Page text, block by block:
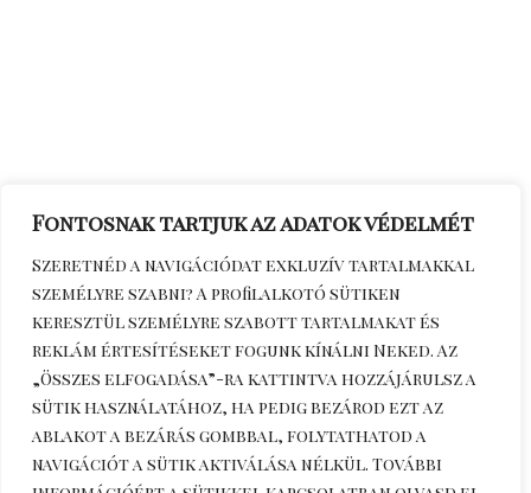
Fontosnak tartjuk az adatok védelmét
Szeretnéd a navigációdat exkluzív tartalmakkal
személyre szabni? A profilalkotó sütiken
keresztül személyre szabott tartalmakat és
reklám értesítéseket fogunk kínálni Neked. Az
„Összes elfogadása”-ra kattintva hozzájárulsz a
sütik használatához, ha pedig bezárod ezt az
ablakot a bezárás gombbal, folytathatod a
navigációt a sütik aktiválása nélkül. További